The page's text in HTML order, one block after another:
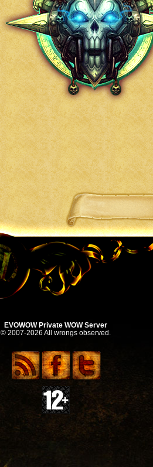
EVOWOW Private WOW Server
© 2007-2026 All wrongs observed.